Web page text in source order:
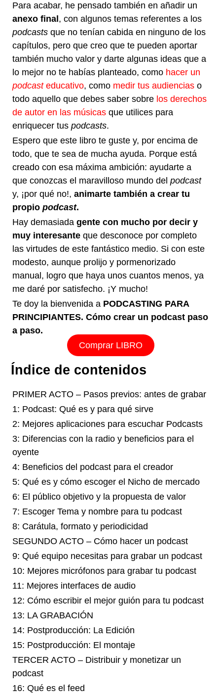
Para acabar, he pensado también en añadir un
anexo final , con algunos temas referentes a los
podcastsque no tenían cabida en ninguno de los
capítulos, pero que creo que te pueden aportar
también mucho valor y darte algunas ideas que a
lo mejor no te habías planteado, como hacer un
podcasteducativo, como medir tus audiencias o
todo aquello que debes saber sobre los derechos
de autor en las músicas que utilices para
enriquecer tuspodcasts.
Espero que este libro te guste y, por encima de
todo, que te sea de mucha ayuda. Porque está
creado con esa máxima ambición: ayudarte a
que conozcas el maravilloso mundo delpodcast
y, ¡por qué no!,animarte también a crear tu
propiopodcast.
Hay demasiadagente con mucho por decir y
muy interesante que desconoce por completo
las virtudes de este fantástico medio. Si con este
modesto, aunque prolijo y pormenorizado
manual, logro que haya unos cuantos menos, ya
me daré por satisfecho. ¡Y mucho!
Te doy la bienvenida a PODCASTING PARA
PRINCIPIANTES. Cómo crear un podcast paso
a paso.
Comprar LIBRO
Índice de contenidos
PRIMER ACTO – Pasos previos: antes de grabar
1: Podcast: Qué es y para qué sirve
2: Mejores aplicaciones para escuchar Podcasts
3: Diferencias con la radio y beneficios para el
oyente
4: Beneficios del podcast para el creador
5: Qué es y cómo escoger el Nicho de mercado
6: El público objetivo y la propuesta de valor
7: Escoger Tema y nombre para tu podcast
8: Carátula, formato y periodicidad
SEGUNDO ACTO – Cómo hacer un podcast
9: Qué equipo necesitas para grabar un podcast
10: Mejores micrófonos para grabar tu podcast
11: Mejores interfaces de audio
12: Cómo escribir el mejor guión para tu podcast
13: LA GRABACIÓN
14: Postproducción: La Edición
15: Postproducción: El montaje
TERCER ACTO – Distribuir y monetizar un
podcast
16: Qué es el feed